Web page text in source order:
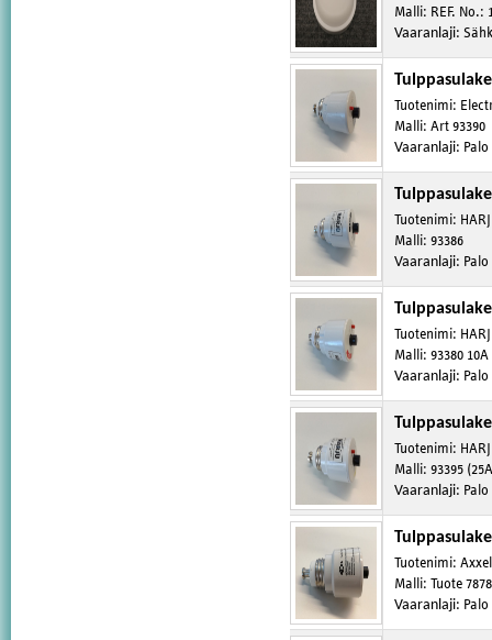
Malli: REF. No.:
Vaaranlaji:
Tuotenimi:
Malli: Art 93390
Vaaranlaji: Palo
Tuotenimi:
Malli: 93386
Vaaranlaji: Palo
Tuotenimi:
Malli: 93380 10A
Vaaranlaji: Palo
Tuotenimi:
Malli: 93395
Vaaranlaji: Palo
Tuotenimi:
Malli: Tuote 7878
Vaaranlaji: Palo